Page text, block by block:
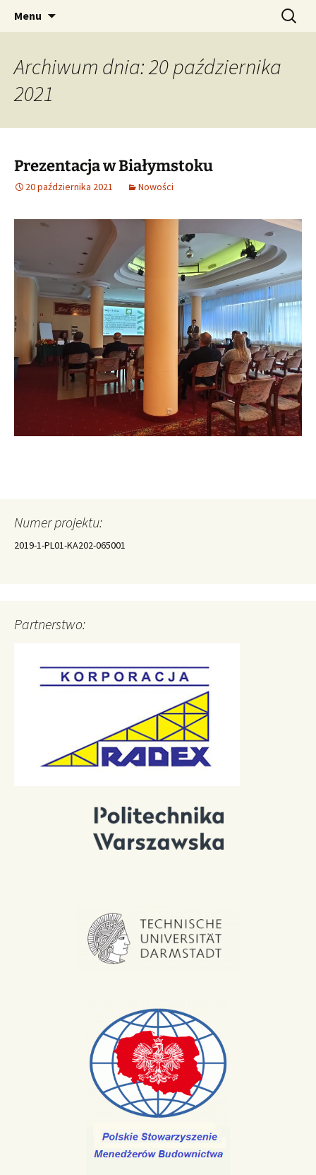
ARSC
Augmented Reality for Stone Cladding Safe
Assembling Operation
Menu Szukaj:
Archiwum dnia: 20 października
2021
Prezentacja w Białymstoku
20 października 2021 Nowości
Numer projektu:
2019-1-PL01-KA202-065001
Partnerstwo: